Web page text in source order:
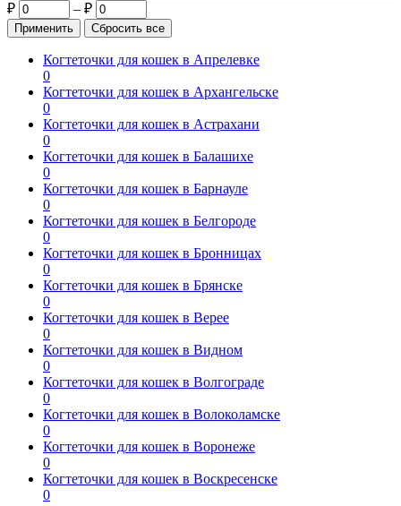
₽
– ₽
Когтеточки для кошек в Апрелевке
0
Когтеточки для кошек в Архангельске
0
Когтеточки для кошек в Астрахани
0
Когтеточки для кошек в Балашихе
0
Когтеточки для кошек в Барнауле
0
Когтеточки для кошек в Белгороде
0
Когтеточки для кошек в Бронницах
0
Когтеточки для кошек в Брянске
0
Когтеточки для кошек в Верее
0
Когтеточки для кошек в Видном
0
Когтеточки для кошек в Волгограде
0
Когтеточки для кошек в Волоколамске
0
Когтеточки для кошек в Воронеже
0
Когтеточки для кошек в Воскресенске
0